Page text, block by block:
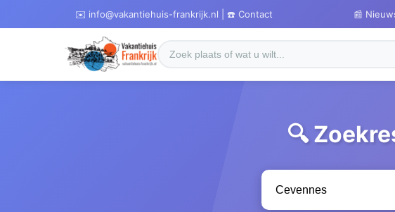
✉️ info@vakantiehuis-frankrijk.nl | ☎️ Contact 📰
🔍